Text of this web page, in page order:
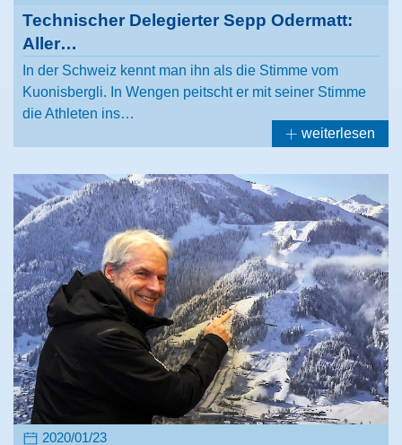
Technischer Delegierter Sepp Odermatt:
Aller…
In der Schweiz kennt man ihn als die Stimme vom
Kuonisbergli. In Wengen peitscht er mit seiner Stimme
die Athleten ins…
weiterlesen
2020/01/23